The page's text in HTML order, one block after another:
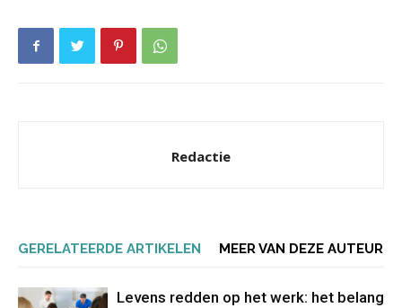
Redactie
GERELATEERDE ARTIKELEN MEER VAN DEZE AUTEUR
Levens redden op het werk: het belang